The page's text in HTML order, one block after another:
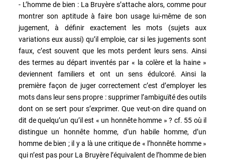
- L’homme de bien : La Bruyère s’attache alors, comme pour
montrer son aptitude à faire bon usage lui-même de son
jugement, à définir exactement les mots (sujets aux
variations eux aussi) qu’il emploie, car si les jugements sont
faux, c’est souvent que les mots perdent leurs sens. Ainsi
des termes au départ inventés par « la colère et la haine »
deviennent familiers et ont un sens édulcoré. Ainsi la
première façon de juger correctement c’est d’employer les
mots dans leur sens propre : supprimer l’ambiguïté des outils
dont on se sert pour s’exprimer. Que veut-on dire quand on
dit de quelqu’un qu’il est « un honnête homme » ? cf. 55 où il
distingue un honnête homme, d’un habile homme, d’un
homme de bien ; il y a là une critique de « l’honnête homme »
qui n’est pas pour La Bruyère l’équivalent de l’homme de bien